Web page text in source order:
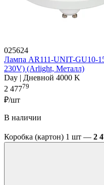
025624
Лампа AR111-UNIT-GU10-
230V) (Arlight, Металл)
Day | Дневной 4000 K
2 47779
₽/шт
В наличии
Коробка (картон) 1 шт — 2